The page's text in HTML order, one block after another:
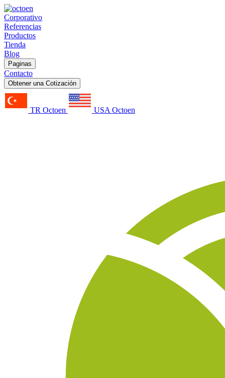
Corporativo
Referencias
Productos
Tienda
Blog
Paginas
Contacto
Obtener una Cotización
TR Octoen USA Octoen